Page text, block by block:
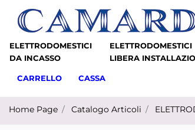
ELETTRODOMESTICI
DA INCASSO
ELETTRODOMESTICI
LIBERA
CARRELLO CASSA
Home Page Catalogo Articoli